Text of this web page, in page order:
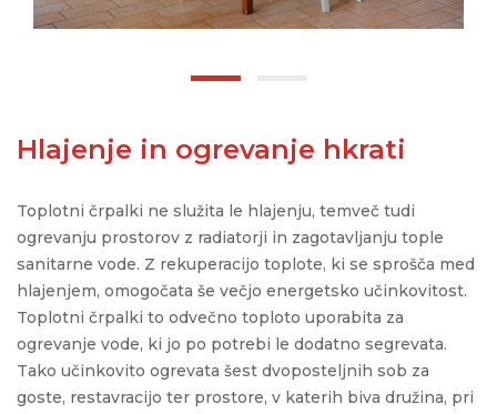
Hlajenje in ogrevanje hkrati
Toplotni črpalki ne služita le hlajenju, temveč tudi
ogrevanju prostorov z radiatorji in zagotavljanju tople
sanitarne vode. Z rekuperacijo toplote, ki se sprošča med
hlajenjem, omogočata še večjo energetsko učinkovitost.
Toplotni črpalki to odvečno toploto uporabita za
ogrevanje vode, ki jo po potrebi le dodatno segrevata.
Tako učinkovito ogrevata šest dvoposteljnih sob za
goste, restavracijo ter prostore, v katerih biva družina, pri